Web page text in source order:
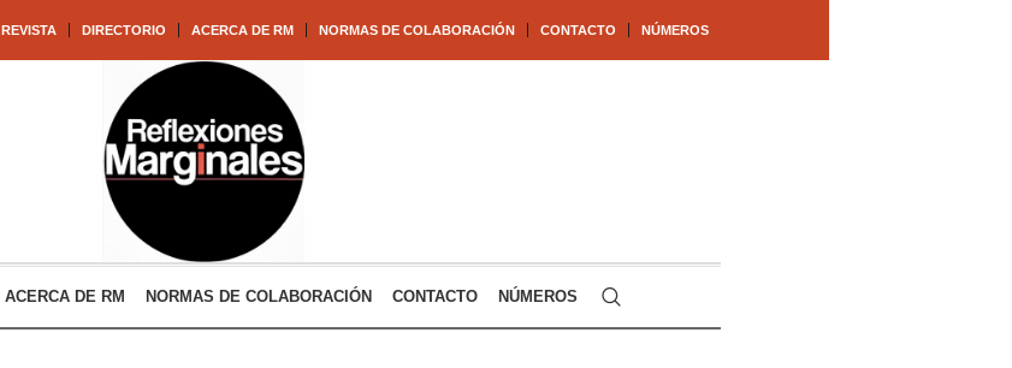
REVISTA DIRECTORIO ACERCA DE RM NORMAS DE COLABORACIÓN CONTACTO NÚMEROS
ACERCA DE RM NORMAS DE COLABORACIÓN CONTACTO NÚMEROS